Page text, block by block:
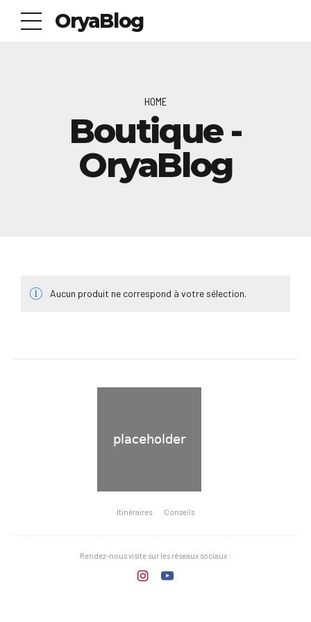
OryaBlog
HOME
Boutique -
OryaBlog
Aucun produit ne correspond à votre sélection.
Itinéraires Conseils
Rendez-nous visite sur les réseaux sociaux :